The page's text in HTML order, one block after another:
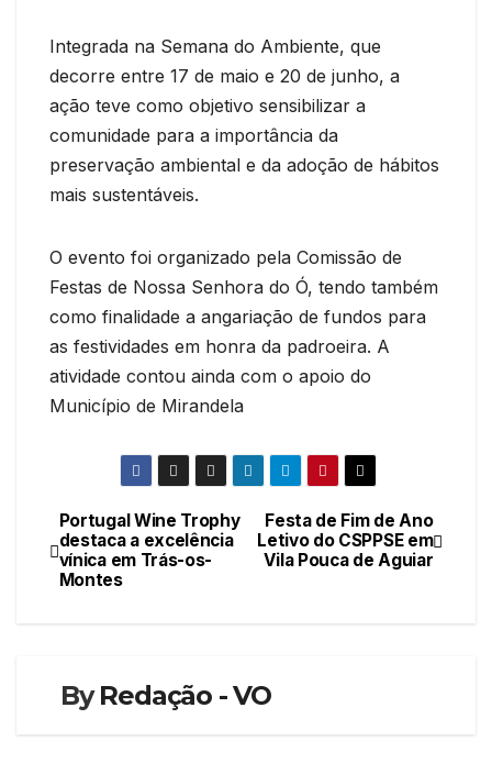
Integrada na Semana do Ambiente, que
decorre entre 17 de maio e 20 de junho, a
ação teve como objetivo sensibilizar a
comunidade para a importância da
preservação ambiental e da adoção de hábitos
mais sustentáveis.
O evento foi organizado pela Comissão de
Festas de Nossa Senhora do Ó, tendo também
como finalidade a angariação de fundos para
as festividades em honra da padroeira. A
atividade contou ainda com o apoio do
Município de Mirandela
Navegação
de
Festa de Fim de Ano
Letivo do CSPPSE em
Vila Pouca de Aguiar
Portugal Wine Trophy
destaca a excelência
vínica em Trás-os-
Montes
ByRedação - VO